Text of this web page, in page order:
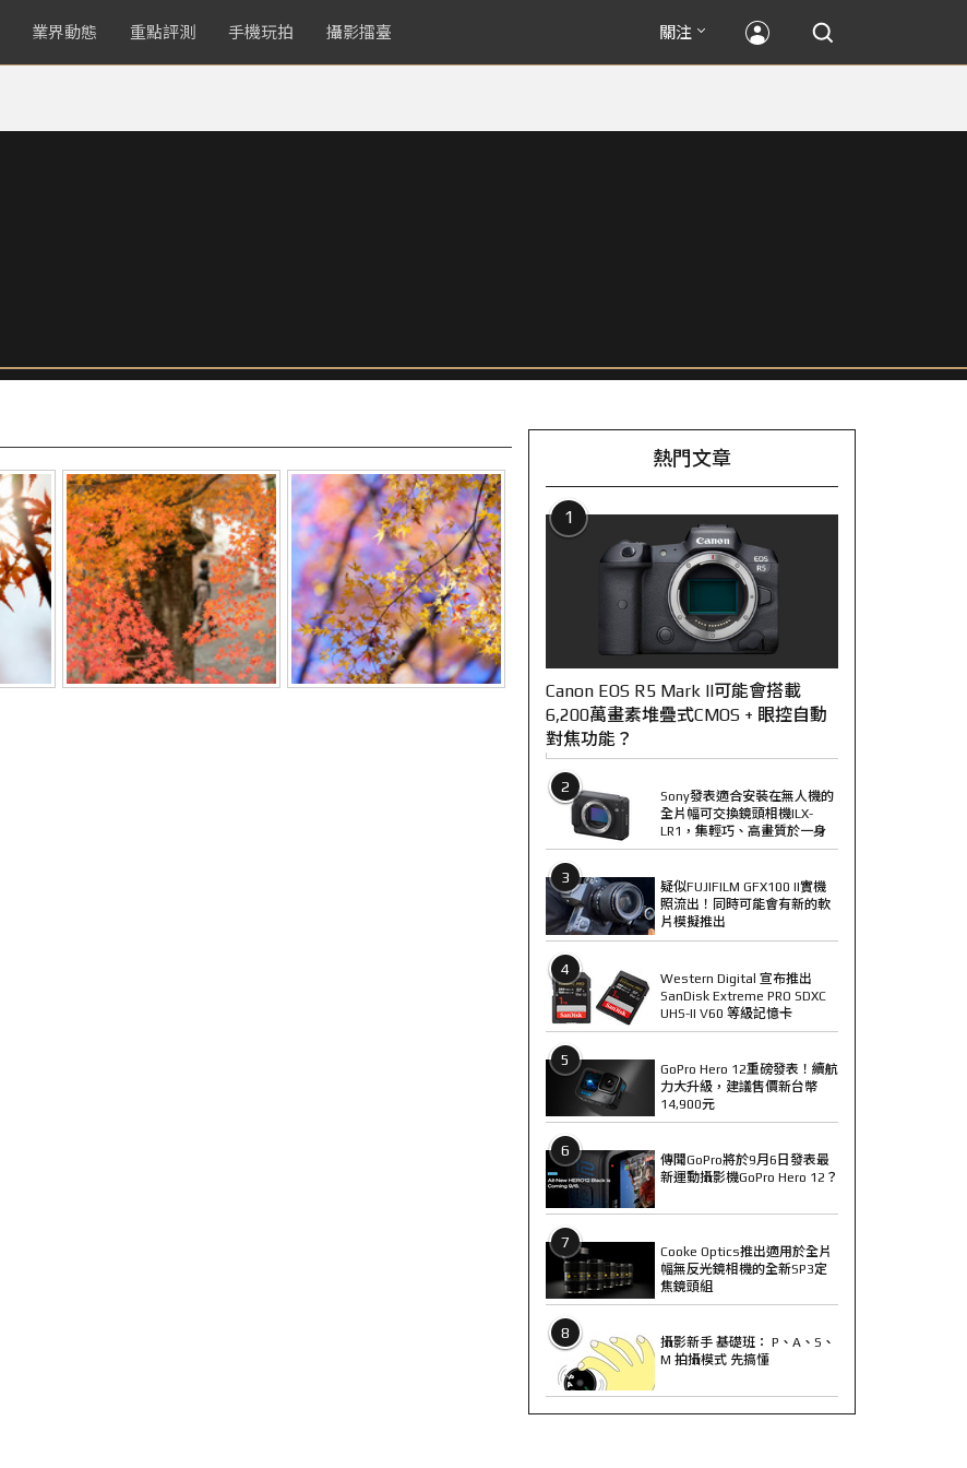
業界動態 重點評測 手機玩拍 攝影擂臺 關注
熱門文章
1
Canon EOS R5 Mark II可能會搭載
6,200萬畫素堆疊式CMOS + 眼控自動
對焦功能？
2
Sony發表適合安裝在無人機的
全片幅可交換鏡頭相機ILX-
LR1，集輕巧、高畫質於一身
3
疑似FUJIFILM GFX100 II實機
照流出！同時可能會有新的軟
片模擬推出
4
Western Digital 宣布推出
SanDisk Extreme PRO SDXC
UHS-II V60 等級記憶卡
5
GoPro Hero 12重磅發表！續航
力大升級，建議售價新台幣
14,900元
6
傳聞GoPro將於9月6日發表最
新運動攝影機GoPro Hero 12？
7
Cooke Optics推出適用於全片
幅無反光鏡相機的全新SP3定
焦鏡頭組
8
攝影新手 基礎班： P、A、S、
M 拍攝模式 先搞懂